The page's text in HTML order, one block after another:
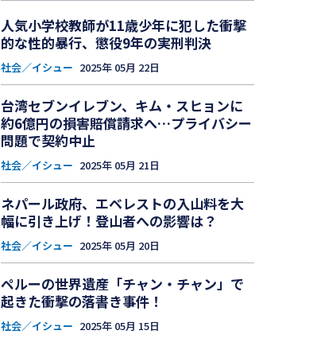
人気小学校教師が11歳少年に犯した衝撃
的な性的暴行、懲役9年の実刑判決
社会／イシュー 2025年 05月 22日
台湾セブンイレブン、キム・スヒョンに
約6億円の損害賠償請求へ…プライバシー
問題で契約中止
社会／イシュー 2025年 05月 21日
ネパール政府、エベレストの入山料を大
幅に引き上げ！登山者への影響は？
社会／イシュー 2025年 05月 20日
ペルーの世界遺産「チャン・チャン」で
起きた衝撃の落書き事件！
社会／イシュー 2025年 05月 15日